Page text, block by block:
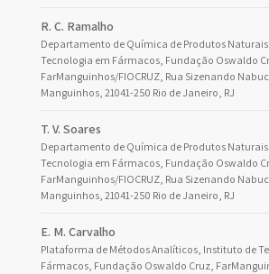
R. C. Ramalho
Departamento de Química de Produtos
Tecnologia em Fármacos, Fundação Oswaldo
FarManguinhos/FIOCRUZ, Rua Sizenando
Manguinhos, 21041-250 Rio de Janeiro, RJ
T. V. Soares
Departamento de Química de Produtos
Tecnologia em Fármacos, Fundação Oswaldo
FarManguinhos/FIOCRUZ, Rua Sizenando
Manguinhos, 21041-250 Rio de Janeiro, RJ
E. M. Carvalho
Plataforma de Métodos Analíticos, Instituto de
Fármacos, Fundação Oswaldo Cruz,